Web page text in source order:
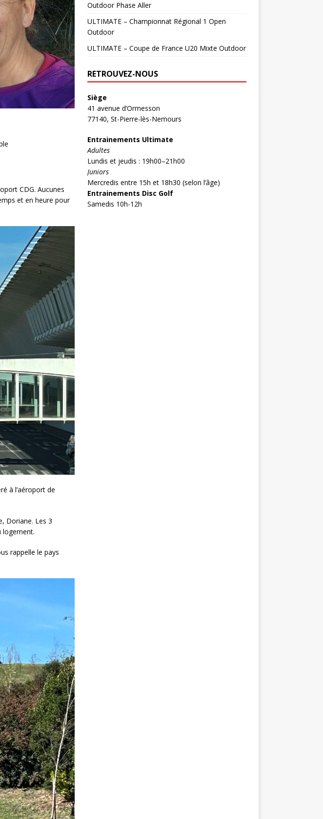
CDG. Aucunes
et en heure pour
à l’aéroport de
Doriane. Les 3
logement.
rappelle le pays
Outdoor Phase Aller
ULTIMATE – Championnat Régional 1 Open
Outdoor
ULTIMATE – Coupe de France U20 Mixte Outdoor
RETROUVEZ-NOUS
Siège
41 avenue d’Ormesson
77140, St-Pierre-lès-Nemours
Entrainements Ultimate
Adultes
Lundis et jeudis : 19h00–21h00
Juniors
Mercredis entre 15h et 18h30 (selon l’âge)
Entrainements Disc Golf
Samedis 10h-12h